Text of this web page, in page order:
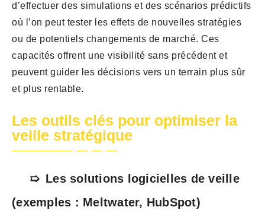
d’effectuer des simulations et des scénarios prédictifs
où l’on peut tester les effets de nouvelles stratégies
ou de potentiels changements de marché. Ces
capacités offrent une visibilité sans précédent et
peuvent guider les décisions vers un terrain plus sûr
et plus rentable.
Les outils clés pour optimiser la
veille stratégique
Les solutions logicielles de veille
(exemples : Meltwater, HubSpot)